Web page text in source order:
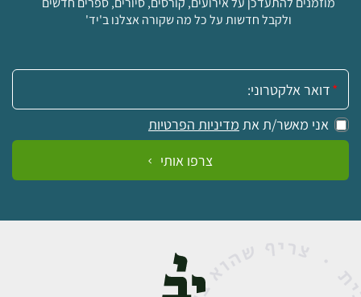
ולקבל חדשות על כל מה שקורה אצלנו ב'יד'
אימייל:
אני מאשר/ת את מדיניות הפרטיות
צרפו אותי